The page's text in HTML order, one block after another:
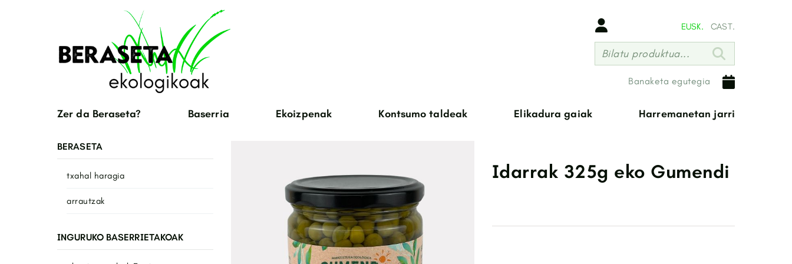
EUSK. CAST.
Bilatu produktua...
Banaketa egutegia
Zer da Beraseta? Baserria Ekoizpenak
txahal haragia
antxume haragia
basoa
Kontsumo taldeak Elikadura gaiak Harremanetan jarri
Idarrak 325g eko Gumendi
BERASETA
txahal haragia
arrautzak
INGURUKO BASERRIETAKOAK